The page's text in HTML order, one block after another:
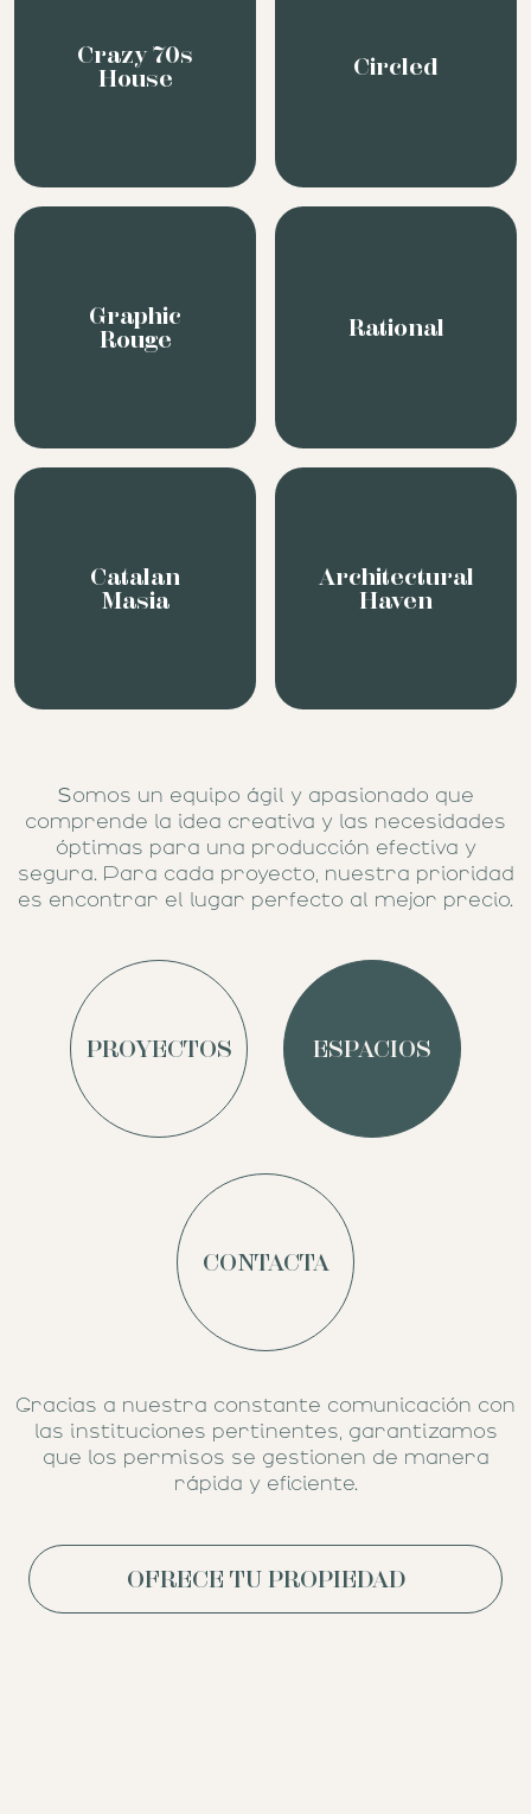
Crazy 70s
House
Circled
Graphic
Rouge
Rational
Catalan
Masia
Architectural
Haven
somos un equipo ágil y apasionado que
comprende la idea creativa y las necesidades
óptimas para una producción efectiva y
segura. Para cada proyecto, nuestra prioridad
es encontrar el lugar perfecto al mejor precio.
PROYECTOS ESPACIOS
CONTACTA
Gracias a nuestra constante comunicación con
las instituciones pertinentes, garantizamos
que los permisos se gestionen de manera
rápida y eficiente.
OFRECE TU PROPIEDAD